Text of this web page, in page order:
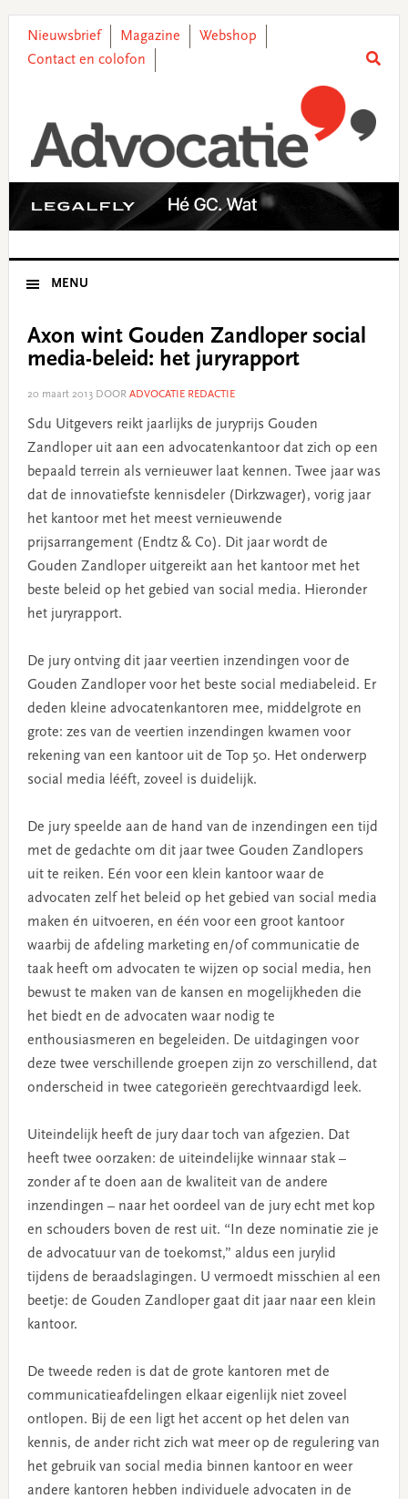
primary
main
primary
footer
Nieuwsbrief Magazine
Webshop
Contact en colofon
MENU
Axon wint Gouden Zandloper social
media-beleid: het juryrapport
20 maart 2013DOOR ADVOCATIE REDACTIE
Sdu Uitgevers reikt jaarlijks de juryprijs Gouden
Zandloper uit aan een advocatenkantoor dat zich op een
bepaald terrein als vernieuwer laat kennen. Twee jaar was
dat de innovatiefste kennisdeler (Dirkzwager), vorig jaar
het kantoor met het meest vernieuwende
prijsarrangement (Endtz & Co). Dit jaar wordt de
Gouden Zandloper uitgereikt aan het kantoor met het
beste beleid op het gebied van social media. Hieronder
het juryrapport.
De jury ontving dit jaar veertien inzendingen voor de
Gouden Zandloper voor het beste social mediabeleid. Er
deden kleine advocatenkantoren mee, middelgrote en
grote: zes van de veertien inzendingen kwamen voor
rekening van een kantoor uit de Top 50. Het onderwerp
social media lééft, zoveel is duidelijk.
De jury speelde aan de hand van de inzendingen een tijd
met de gedachte om dit jaar twee Gouden Zandlopers
uit te reiken. Eén voor een klein kantoor waar de
advocaten zelf het beleid op het gebied van social media
maken én uitvoeren, en één voor een groot kantoor
waarbij de afdeling marketing en/of communicatie de
taak heeft om advocaten te wijzen op social media, hen
bewust te maken van de kansen en mogelijkheden die
het biedt en de advocaten waar nodig te
enthousiasmeren en begeleiden. De uitdagingen voor
deze twee verschillende groepen zijn zo verschillend, dat
onderscheid in twee categorieën gerechtvaardigd leek.
Uiteindelijk heeft de jury daar toch van afgezien. Dat
heeft twee oorzaken: de uiteindelijke winnaar stak –
zonder af te doen aan de kwaliteit van de andere
inzendingen – naar het oordeel van de jury echt met kop
en schouders boven de rest uit. “In deze nominatie zie je
de advocatuur van de toekomst,” aldus een jurylid
tijdens de beraadslagingen. U vermoedt misschien al een
beetje: de Gouden Zandloper gaat dit jaar naar een klein
kantoor.
De tweede reden is dat de grote kantoren met de
communicatieafdelingen elkaar eigenlijk niet zoveel
ontlopen. Bij de een ligt het accent op het delen van
kennis, de ander richt zich wat meer op de regulering van
het gebruik van social media binnen kantoor en weer
andere kantoren hebben individuele advocaten in de